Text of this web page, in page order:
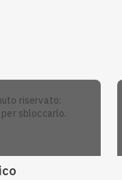
sbloccarlo.